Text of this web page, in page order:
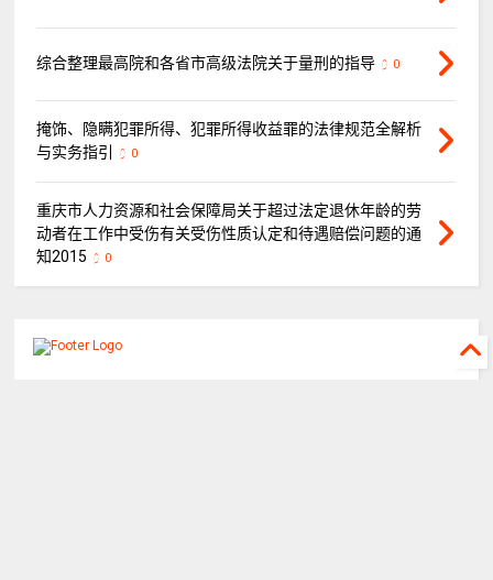
综合整理最高院和各省市高级法院关于量刑的指导 0
掩饰、隐瞒犯罪所得、犯罪所得收益罪的法律规范全解析
与实务指引
0
重庆市人力资源和社会保障局关于超过法定退休年龄的劳
动者在工作中受伤有关受伤性质认定和待遇赔偿问题的通
知2015
0